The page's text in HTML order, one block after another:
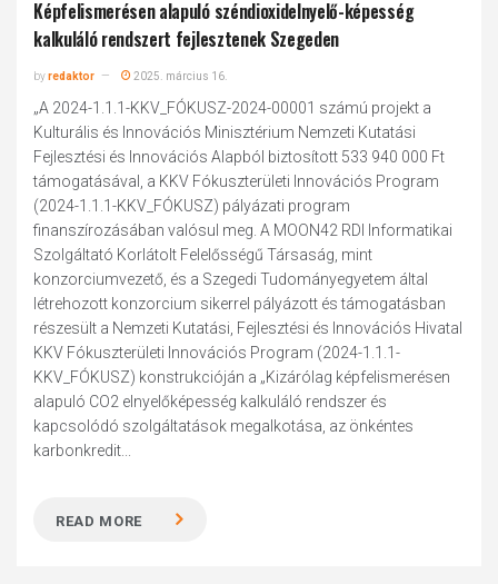
Képfelismerésen alapuló széndioxidelnyelő-képesség
kalkuláló rendszert fejlesztenek Szegeden
byredaktor 2025. március 16.
„A 2024-1.1.1-KKV_FÓKUSZ-2024-00001 számú projekt a
Kulturális és Innovációs Minisztérium Nemzeti Kutatási
Fejlesztési és Innovációs Alapból biztosított 533 940 000 Ft
támogatásával, a KKV Fókuszterületi Innovációs Program
(2024-1.1.1-KKV_FÓKUSZ) pályázati program
finanszírozásában valósul meg. A MOON42 RDI Informatikai
Szolgáltató Korlátolt Felelősségű Társaság, mint
konzorciumvezető, és a Szegedi Tudományegyetem által
létrehozott konzorcium sikerrel pályázott és támogatásban
részesült a Nemzeti Kutatási, Fejlesztési és Innovációs Hivatal
KKV Fókuszterületi Innovációs Program (2024-1.1.1-
KKV_FÓKUSZ) konstrukcióján a „Kizárólag képfelismerésen
alapuló CO2 elnyelőképesség kalkuláló rendszer és
kapcsolódó szolgáltatások megalkotása, az önkéntes
karbonkredit...
READ MORE